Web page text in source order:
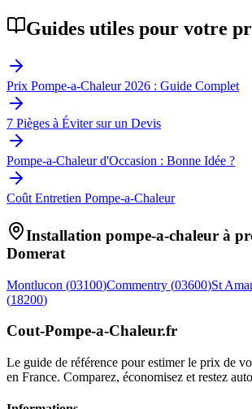
Guides utiles pour votre
Prix Pompe-a-Chaleur 2026 : Guide Complet
7 Pièges à Éviter sur un Devis
Pompe-a-Chaleur d'Occasion : Bonne Idée ?
Coût Entretien Pompe-a-Chaleur
Installation pompe-a-chaleur à
Domerat
Montlucon (03100)Commentry (03600)St
(18200)
Cout-Pompe-a-Chaleur.fr
Le guide de référence pour estimer le prix de
en France. Comparez, économisez et restez